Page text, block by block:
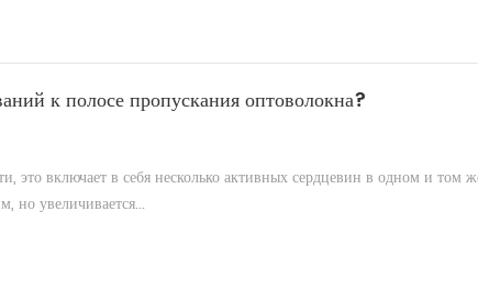
к полосе пропускания оптоволокна?
включает в себя несколько активных сердцевин в одном и том
но увеличивается...